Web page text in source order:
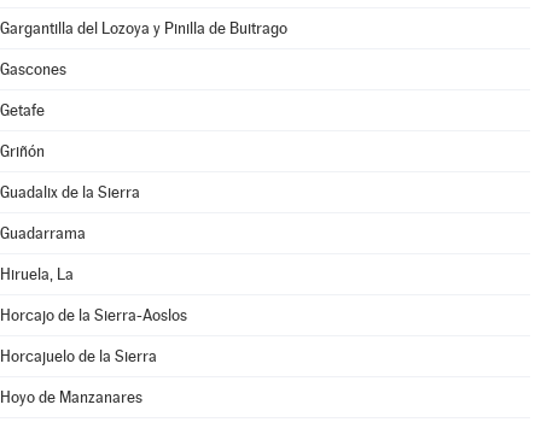
Gargantilla del Lozoya y Pinilla de Buitrago
Gascones
Getafe
Griñón
Guadalix de la Sierra
Guadarrama
Hiruela, La
Horcajo de la Sierra-Aoslos
Horcajuelo de la Sierra
Hoyo de Manzanares